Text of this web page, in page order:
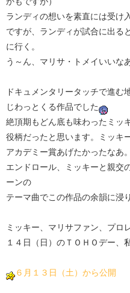
ランディの想いを素直には受け
ですが、ランディが試合に出る
に行く。
う～ん、マリサ・トメイいいな
ドキュメンタリータッチで進む
じわっとくる作品でした
絶頂期もどん底も味わったミッ
役柄だったと思います。ミッキ
アカデミー賞あげたかったなあ。
エンドロール、ミッキーと親交
ーンの
テーマ曲でこの作品の余韻に浸
ミッキー、マリサファン、プロ
１４日（日）のＴＯＨＯデー、
６月１３日（土）から公開